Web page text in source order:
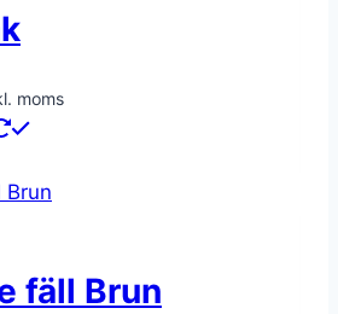
moms
fäll Brun